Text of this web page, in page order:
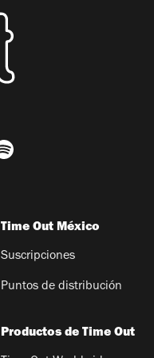
Time Out México
Suscripciones
Puntos de distribución
Productos de Time Out